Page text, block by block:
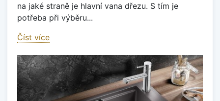
na jaké straně je hlavní vana dřezu. S tím je
potřeba při výběru...
Číst více